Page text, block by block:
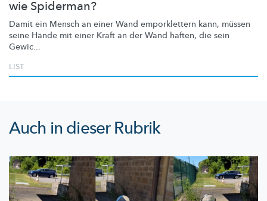
wie Spiderman?
Damit ein Mensch an einer Wand emporklettern kann, müssen
seine Hände mit einer Kraft an der Wand haften, die sein
Gewic...
LIST
Auch in dieser Rubrik